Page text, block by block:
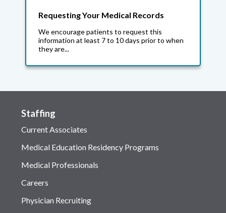
Requesting Your Medical Records
We encourage patients to request this
information at least 7 to 10 days prior to when
they are...
Staffing
Current Associates
Medical Education Residency Programs
Medical Professionals
Careers
Physician Recruiting